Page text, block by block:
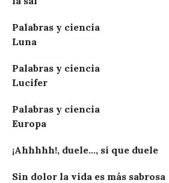
Palabras y ciencia
Luna
Palabras y ciencia
Lucifer
Palabras y ciencia
Europa
¡Ahhhhh!, duele..., sí que duele
Sin dolor la vida es más sabrosa